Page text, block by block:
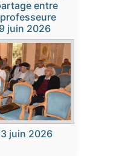
entre
juin 2026
juin 2026